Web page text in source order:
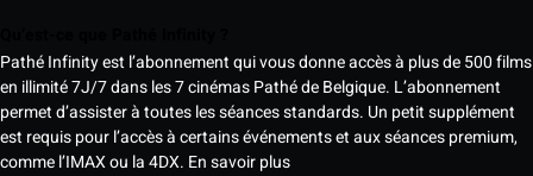
Pathé Infinity est l’abonnement qui vous donne accès à plus de 500 films
en illimité 7J/7 dans les 7 cinémas Pathé de Belgique. L’abonnement
permet d’assister à toutes les séances standards. Un petit supplément
est requis pour l’accès à certains événements et aux séances premium,
comme l’IMAX ou la 4DX. En savoir plus